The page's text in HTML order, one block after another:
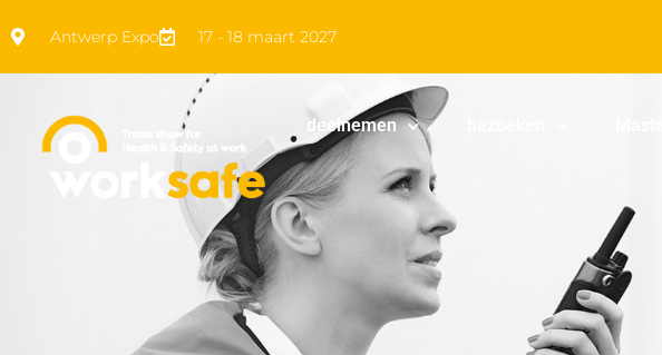
Antwerp Expo 17 - 18 maart 2027
deelnemen